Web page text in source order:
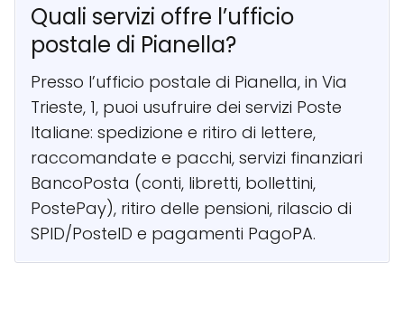
Quali servizi offre l’ufficio
postale di Pianella?
Presso l’ufficio postale di Pianella, in Via
Trieste, 1, puoi usufruire dei servizi Poste
Italiane: spedizione e ritiro di lettere,
raccomandate e pacchi, servizi finanziari
BancoPosta (conti, libretti, bollettini,
PostePay), ritiro delle pensioni, rilascio di
SPID/PosteID e pagamenti PagoPA.